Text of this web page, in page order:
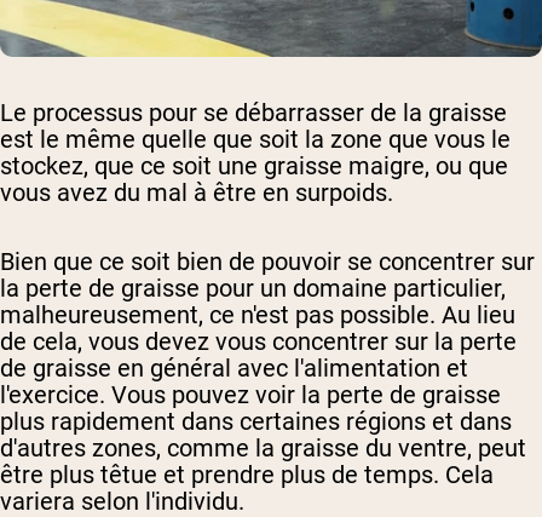
Le processus pour se débarrasser de la graisse
est le même quelle que soit la zone que vous le
stockez, que ce soit une graisse maigre, ou que
vous avez du mal à être en surpoids.
Bien que ce soit bien de pouvoir se concentrer sur
la perte de graisse pour un domaine particulier,
malheureusement, ce n'est pas possible. Au lieu
de cela, vous devez vous concentrer sur la perte
de graisse en général avec l'alimentation et
l'exercice. Vous pouvez voir la perte de graisse
plus rapidement dans certaines régions et dans
d'autres zones, comme la graisse du ventre, peut
être plus têtue et prendre plus de temps. Cela
variera selon l'individu.